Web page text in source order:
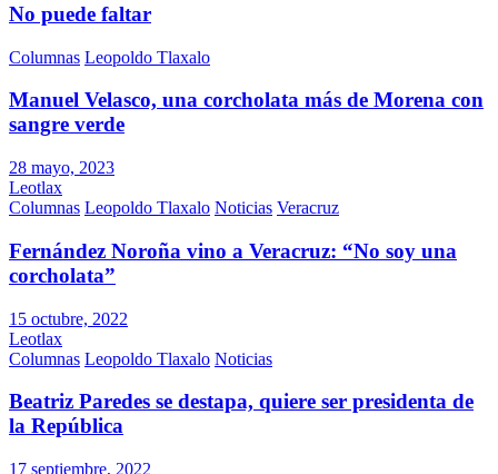
No puede faltar
Columnas Leopoldo Tlaxalo
Manuel Velasco, una corcholata más de Morena con
sangre verde
28 mayo, 2023
Leotlax
Columnas Leopoldo Tlaxalo Noticias Veracruz
Fernández Noroña vino a Veracruz: “No soy una
corcholata”
15 octubre, 2022
Leotlax
Columnas Leopoldo Tlaxalo Noticias
Beatriz Paredes se destapa, quiere ser presidenta de
la República
17 septiembre, 2022